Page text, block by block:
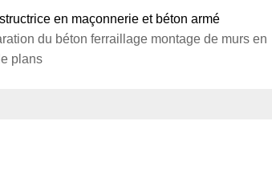
en maçonnerie et béton armé
du béton ferraillage montage de murs en
plans